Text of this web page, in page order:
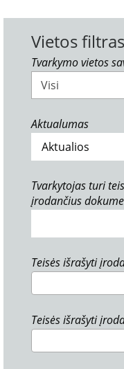
Vietos filtras
Tvarkymo vietos
Visi
Aktualumas
Tvarkytojas turi
įrodančius
Teisės išrašyti
Teisės išrašyti